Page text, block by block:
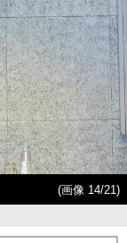
(画像 14/21)